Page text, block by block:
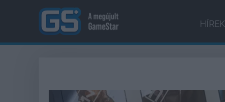
HÍREK